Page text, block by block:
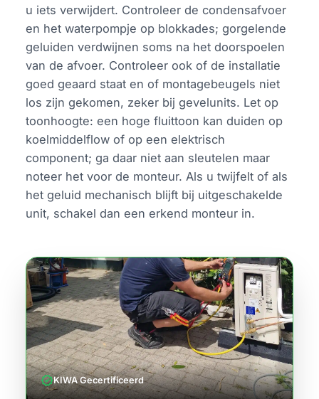
u iets verwijdert. Controleer de condensafvoer
en het waterpompje op blokkades; gorgelende
geluiden verdwijnen soms na het doorspoelen
van de afvoer. Controleer ook of de installatie
goed geaard staat en of montagebeugels niet
los zijn gekomen, zeker bij gevelunits. Let op
toonhoogte: een hoge fluittoon kan duiden op
koelmiddelflow of op een elektrisch
component; ga daar niet aan sleutelen maar
noteer het voor de monteur. Als u twijfelt of als
het geluid mechanisch blijft bij uitgeschakelde
unit, schakel dan een erkend monteur in.
verifiedKIWA Gecertificeerd